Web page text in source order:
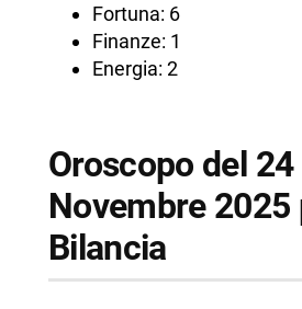
Fortuna: 6
Finanze: 1
Energia: 2
Oroscopo del 24
Novembre 2025
Bilancia